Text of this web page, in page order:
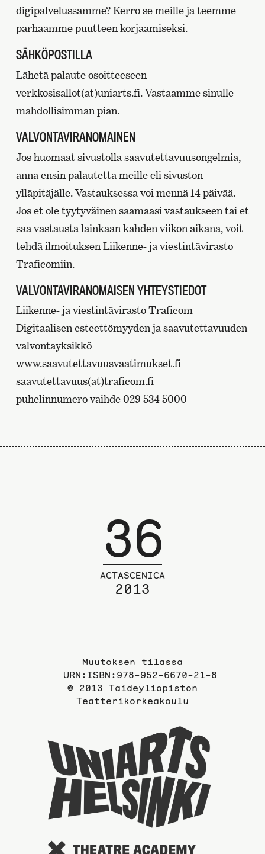
digipalvelussamme? Kerro se meille ja teemme
parhaamme puutteen korjaamiseksi.
SÄHKÖPOSTILLA
Lähetä palaute osoitteeseen
verkkosisallot(at)uniarts.fi. Vastaamme sinulle
mahdollisimman pian.
VALVONTAVIRANOMAINEN
Jos huomaat sivustolla saavutettavuusongelmia,
anna ensin palautetta meille eli sivuston
ylläpitäjälle. Vastauksessa voi mennä 14 päivää.
Jos et ole tyytyväinen saamaasi vastaukseen tai et
saa vastausta lainkaan kahden viikon aikana, voit
tehdä ilmoituksen Liikenne- ja viestintävirasto
Traficomiin.
VALVONTAVIRANOMAISEN YHTEYSTIEDOT
Liikenne- ja viestintävirasto Traficom
Digitaalisen esteettömyyden ja saavutettavuuden
valvontayksikkö
www.saavutettavuusvaatimukset.fi
saavutettavuus(at)traficom.fi
puhelinnumero vaihde 029 534 5000
36
ACTASCENICA
2013
Muutoksen tilassa
URN:ISBN:978-952-6670-21-8
© 2013 Taideyliopiston
Teatterikorkeakoulu